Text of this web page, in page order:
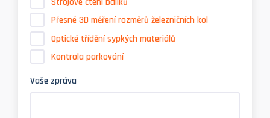
Přesné 3D měření rozměrů železničních kol
Optické třídění sypkých materiálů
Kontrola parkování
Vaše zpráva